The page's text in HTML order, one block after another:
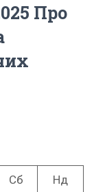
Про
Сб Нд